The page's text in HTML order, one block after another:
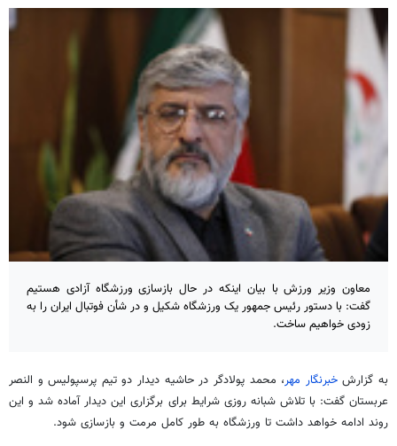
معاون وزیر ورزش با بیان اینکه در حال بازسازی ورزشگاه آزادی هستیم
گفت: با دستور رئیس جمهور یک ورزشگاه شکیل و در شأن فوتبال ایران را به
زودی خواهیم ساخت.
به گزارشخبرنگار مهر، محمد پولادگر در حاشیه دیدار دو تیم پرسپولیس و النصر
عربستان گفت: با تلاش شبانه روزی شرایط برای برگزاری این دیدار آماده شد و این
روند ادامه خواهد داشت تا ورزشگاه به طور کامل مرمت و بازسازی شود.